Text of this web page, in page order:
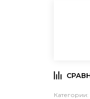
Категории: